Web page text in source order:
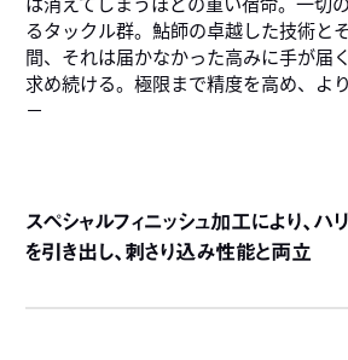
るタックル群。鮎師の卓越した技術と
間、それは届かなかった高みに手が届
求め続ける。極限まで精度を高め、よ
－
スペシャルフィニッシュ加工により、
を引き出し、刺さり込み性能と両立